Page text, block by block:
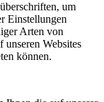
um
Einstellungen
Arten von
Websites
können.